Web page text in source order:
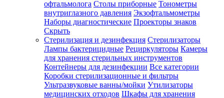
офтальмолога Столы приборные Тонометры
внутриглазного давления Экзофтальмометры
Наборы диагностические Проекторы знаков
Скрыть
Стерилизация и дезинфекция Стерилизаторы
Лампы бактерицидные Рециркуляторы Камеры
для хранения стерильных инструментов
Контейнеры для дезинфекции Все категории
Коробки стерилизационные и фильтры
Ультразвуковые ванны/мойки Утилизаторы
медицинских отходов Шкафы для хранения